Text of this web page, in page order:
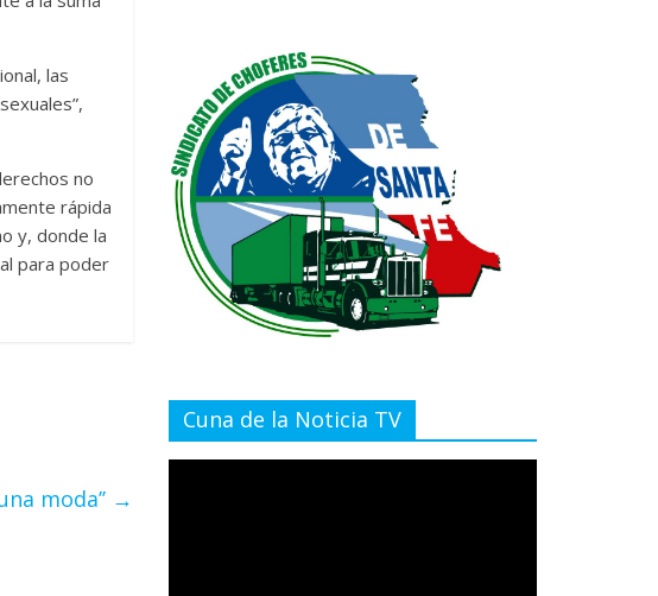
las
no
rápida
y, donde la
para poder
moda’’ →
Cuna de la Noticia TV